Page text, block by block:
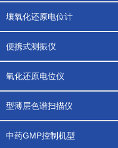
壤氧化还原电位计
便携式测振仪
氧化还原电位仪
型薄层色谱扫描仪
中药GMP控制机型